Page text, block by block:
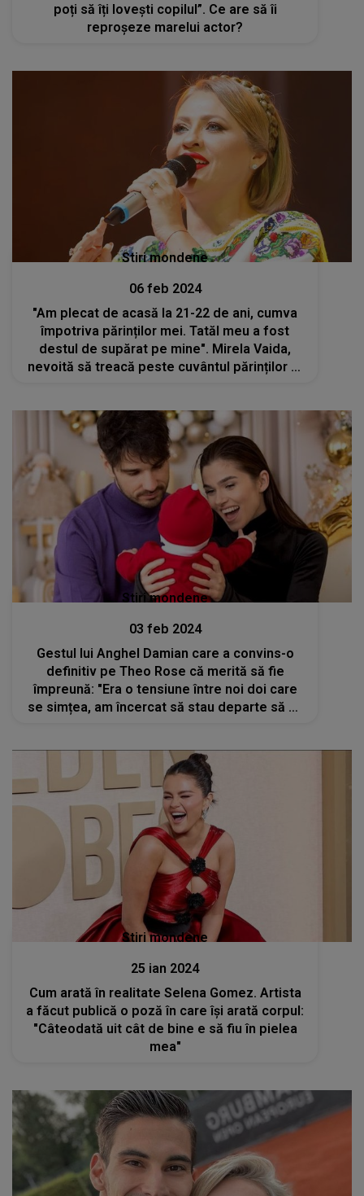
poți să îți lovești copilul”. Ce are să îi
reproșeze marelui actor?
Stiri mondene
06 feb 2024
"Am plecat de acasă la 21-22 de ani, cumva
împotriva părinților mei. Tatăl meu a fost
destul de supărat pe mine". Mirela Vaida,
nevoită să treacă peste cuvântul părinților ei
Stiri mondene
03 feb 2024
Gestul lui Anghel Damian care a convins-o
definitiv pe Theo Rose că merită să fie
împreună: "Era o tensiune între noi doi care
se simțea, am încercat să stau departe să nu
Stiri mondene
25 ian 2024
Cum arată în realitate Selena Gomez. Artista
a făcut publică o poză în care își arată corpul:
"Câteodată uit cât de bine e să fiu în pielea
mea"